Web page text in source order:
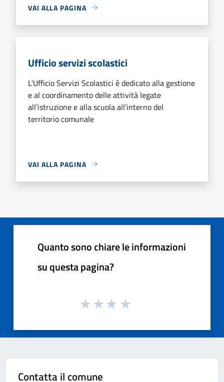
VAI ALLA PAGINA
Ufficio servizi scolastici
L'Ufficio Servizi Scolastici è dedicato alla gestione
e al coordinamento delle attività legate
all'istruzione e alla scuola all'interno del
territorio comunale
VAI ALLA PAGINA
Quanto sono chiare le informazioni
su questa pagina?
Contatta il comune